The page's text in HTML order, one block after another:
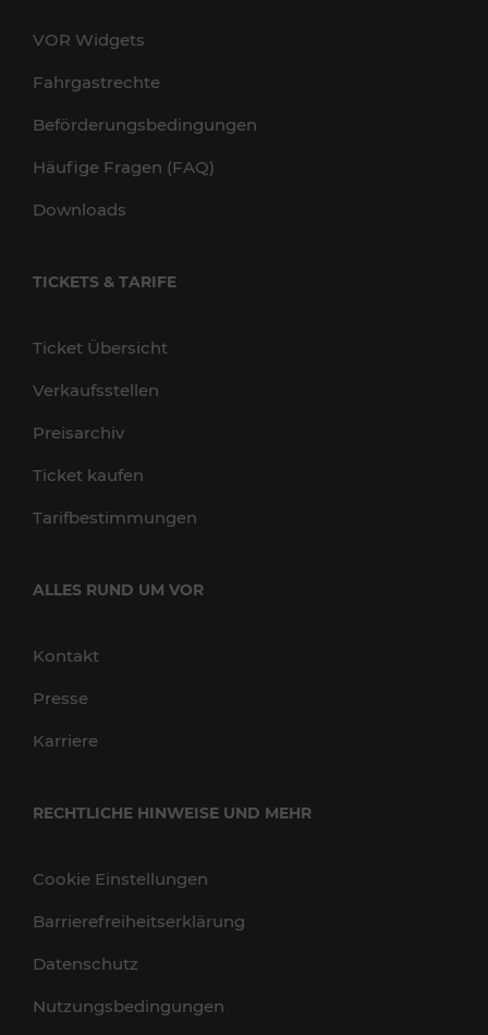
VOR Widgets
Fahrgastrechte
Beförderungsbedingungen
Häufige Fragen (FAQ)
Downloads
TICKETS & TARIFE
Ticket Übersicht
Verkaufsstellen
Preisarchiv
Ticket kaufen
Tarifbestimmungen
ALLES RUND UM VOR
Kontakt
Presse
Karriere
RECHTLICHE HINWEISE UND MEHR
Cookie Einstellungen
Barrierefreiheitserklärung
Datenschutz
Nutzungsbedingungen